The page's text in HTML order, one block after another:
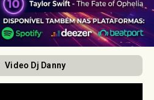
Video Dj Danny